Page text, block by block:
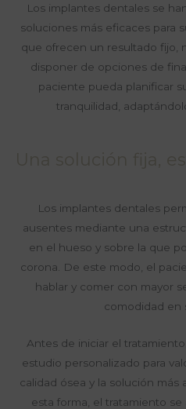
Los implantes dentales se
soluciones más eficaces para
que ofrecen un resultado fijo,
disponer de opciones de
paciente pueda planificar
tranquilidad,
Los implantes dentales
ausentes mediante una
en el hueso y sobre la que
corona. De este modo, el
hablar y comer con mayor
comodidad en
Antes de iniciar el
estudio personalizado para
calidad ósea y la solución más
esta forma, el tratamiento